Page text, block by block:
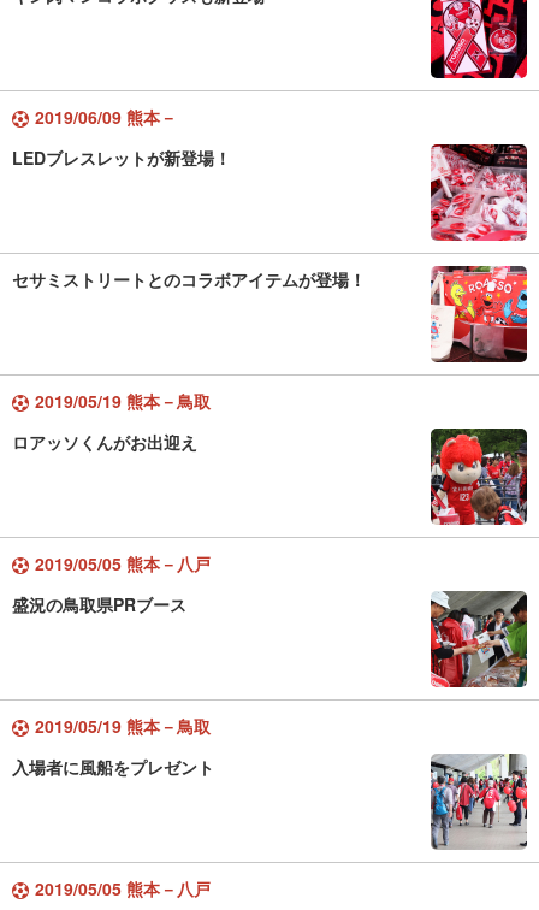
2019/06/09 熊本－
LEDブレスレットが新登場！
セサミストリートとのコラボアイテムが登場！
2019/05/19 熊本－鳥取
ロアッソくんがお出迎え
2019/05/05 熊本－八戸
盛況の鳥取県PRブース
2019/05/19 熊本－鳥取
入場者に風船をプレゼント
2019/05/05 熊本－八戸